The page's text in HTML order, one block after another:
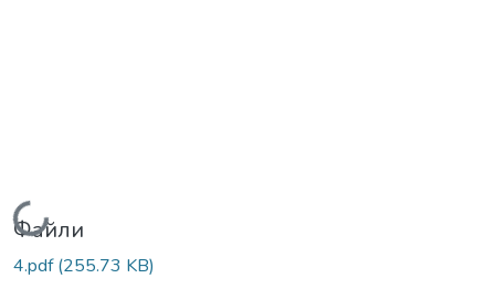
Вантажиться...
Файли
4.pdf(255.73 KB)